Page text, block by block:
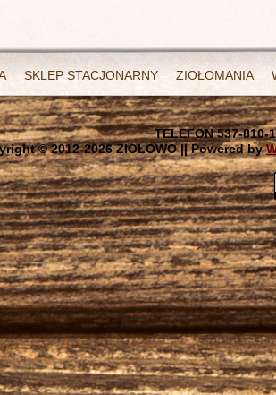
SKLEP STACJONARNY ZIOŁOMANIA
TELEFON 537-810-
© 2012-2026 ZIOŁOWO || Powered by